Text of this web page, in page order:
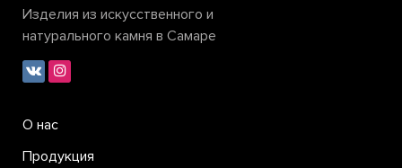
Изделия из искусственного и
натурального камня в Самаре
О нас
Продукция